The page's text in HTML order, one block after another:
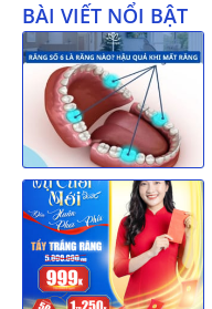
BÀI VIẾT NỔI BẬT